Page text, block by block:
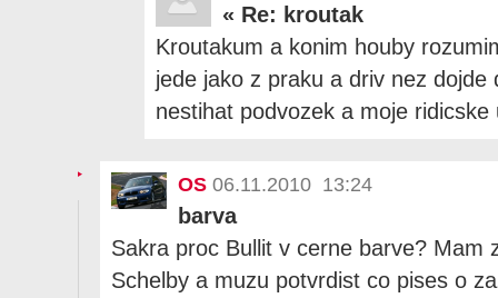
« Re: kroutak
Kroutakum a konim houby
jede jako z praku a driv nez
nestihat podvozek a moje
OS 06.11.2010 13:24
barva
Sakra proc Bullit v cerne barve? Mam
Schelby a muzu potvrdist co pises o